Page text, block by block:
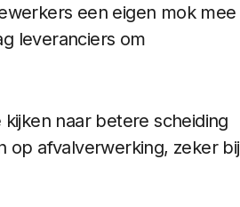
een eigen mok mee
leveranciers om
naar betere scheiding
op afvalverwerking, zeker bij